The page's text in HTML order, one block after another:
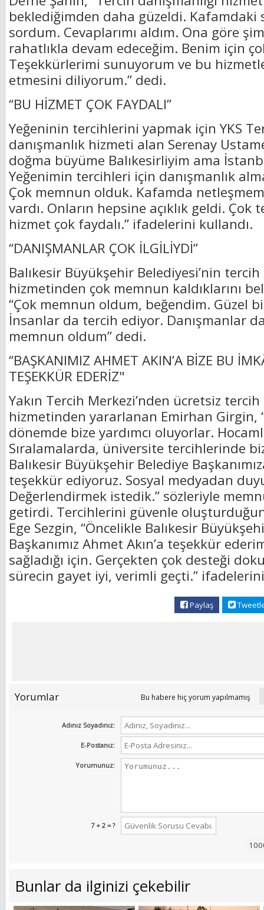
beklediğimden daha güzeldi. Kafamdaki
sordum. Cevaplarımı aldım. Ona göre
rahatlıkla devam edeceğim. Benim için
Teşekkürlerimi sunuyorum ve bu
etmesini diliyorum.” dedi.
“BU HİZMET ÇOK FAYDALI”
Yeğeninin tercihlerini yapmak için YKS
danışmanlık hizmeti alan Serenay
doğma büyüme Balıkesirliyim ama
Yeğenimin tercihleri için danışmanlık
Çok memnun olduk. Kafamda
vardı. Onların hepsine açıklık geldi. Çok
hizmet çok faydalı.” ifadelerini kullandı.
“DANIŞMANLAR ÇOK İLGİLİYDİ”
Balıkesir Büyükşehir Belediyesi’nin tercih
hizmetinden çok memnun kaldıklarını
“Çok memnun oldum, beğendim. Güzel
İnsanlar da tercih ediyor. Danışmanlar
memnun oldum” dedi.
“BAŞKANIMIZ AHMET AKIN’A BİZE BU
TEŞEKKÜR EDERİZ"
Yakın Tercih Merkezi’nden ücretsiz tercih
hizmetinden yararlanan Emirhan Girgin,
dönemde bize yardımcı oluyorlar.
Sıralamalarda, üniversite tercihlerinde
Balıkesir Büyükşehir Belediye
teşekkür ediyoruz. Sosyal medyadan
Değerlendirmek istedik.” sözleriyle
getirdi. Tercihlerini güvenle
Ege Sezgin, “Öncelikle Balıkesir
Başkanımız Ahmet Akın’a teşekkür
sağladığı için. Gerçekten çok desteği
sürecin gayet iyi, verimli geçti.”
Paylaş
Yorumlar Bu habere hiç yorum yapılmamış
Adınız Soyadınız:
E-Postanız:
Yorumunuz:
7 + 2 = ?
Bunlar da ilginizi çekebilir